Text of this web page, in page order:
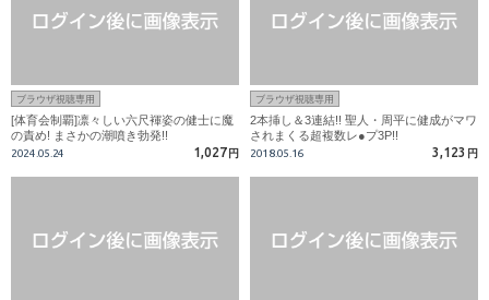
ブラウザ視聴専用
[体育会制覇]凛々しい六尺褌姿の健士に魔
の責め! まさかの潮噴き勃発!!
2024.05.24 1,027 円
ブラウザ視聴専用
2本挿し＆3連結!! 聖人・周平に健成がマワ
されまくる超複数レ●プ3P!!
2018.05.16 3,123 円